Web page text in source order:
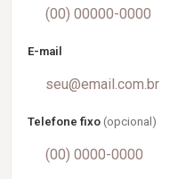
E-mail
Telefone fixo (opcional)